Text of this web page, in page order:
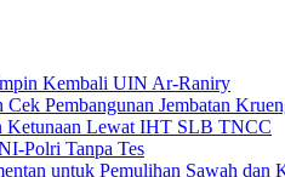
Kembali UIN Ar-Raniry
Pembangunan Jembatan
Ketunaan Lewat IHT SLB TNCC
Polri Tanpa Tes
untuk Pemulihan Sawah dan